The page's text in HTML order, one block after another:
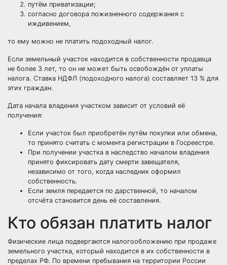
путём приватизации;
согласно договора пожизненного содержания с
иждивением,
то ему можно не платить подоходный налог.
Если земельный участок находится в собственности продавца
не более 3 лет, то он не может быть освобождён от уплаты
налога. Ставка НДФЛ (подоходного налога) составляет 13 % для
этих граждан.
Дата начала владения участком зависит от условий её
получения:
Если участок был приобретён путём покупки или обмена,
то принято считать с момента регистрации в Госреестре.
При получении участка в наследство началом владения
принято фиксировать дату смерти завещателя,
независимо от того, когда наследник оформил
собственность.
Если земля передается по дарственной, то началом
отсчёта становится день её составления.
Кто обязан платить налог
Физические лица подвергаются налогообложению при продаже
земельного участка, который находится в их собственности в
пределах РФ. По времени пребывания на территории России